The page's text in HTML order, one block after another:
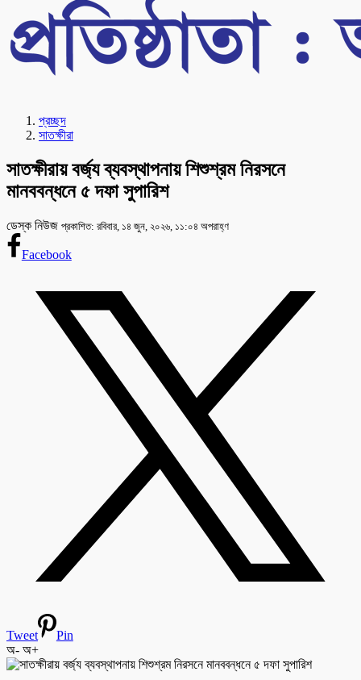
প্রচ্ছদ
সাতক্ষীরা
সাতক্ষীরায় বর্জ্য ব্যবস্থাপনায় শিশুশ্রম নিরসনে
মানববন্ধনে ৫ দফা সুপারিশ
ডেস্ক নিউজ প্রকাশিত: রবিবার, ১৪ জুন, ২০২৬, ১১:০৪ অপরাহ্ণ
Facebook
Tweet
Pin
অ- অ+